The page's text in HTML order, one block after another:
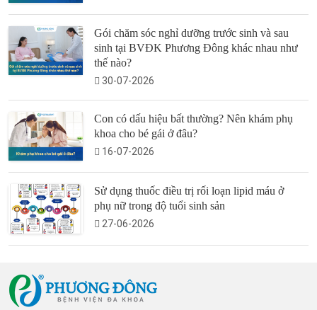
Gói chăm sóc nghỉ dưỡng trước sinh và sau
sinh tại BVĐK Phương Đông khác nhau như
thế nào?
30-07-2026
Con có dấu hiệu bất thường? Nên khám phụ
khoa cho bé gái ở đâu?
16-07-2026
Sử dụng thuốc điều trị rối loạn lipid máu ở
phụ nữ trong độ tuổi sinh sản
27-06-2026